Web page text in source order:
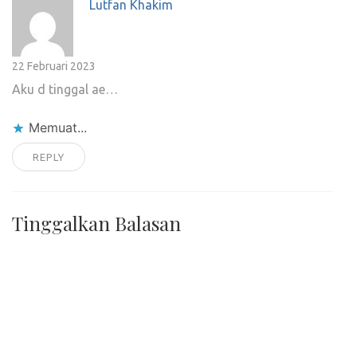
Lutfan Khakim
22 Februari 2023
Aku d tinggal ae…
Memuat...
REPLY
Tinggalkan Balasan